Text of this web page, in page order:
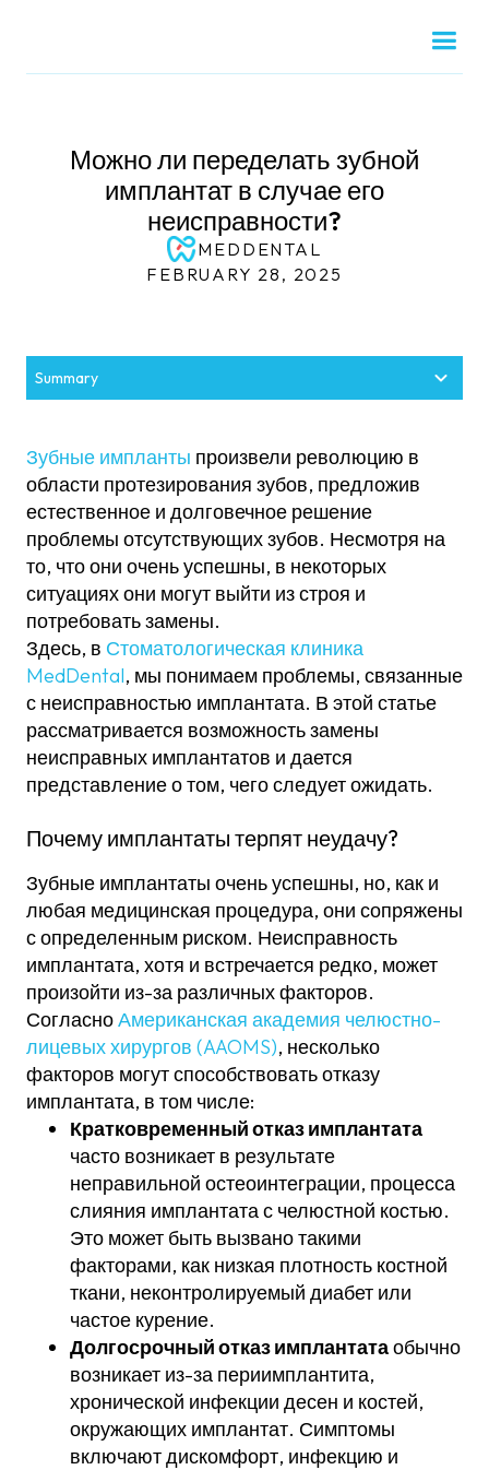
Можно ли переделать зубной
имплантат в случае его
неисправности?
MEDDENTAL
FEBRUARY 28, 2025
Summary
второй шанс
замены:
сегодня
Зубные импланты произвели революцию в
области протезирования зубов, предложив
естественное и долговечное решение
проблемы отсутствующих зубов. Несмотря на
то, что они очень успешны, в некоторых
ситуациях они могут выйти из строя и
потребовать замены.
Здесь, в Стоматологическая клиника
MedDental, мы понимаем проблемы, связанные
с неисправностью имплантата. В этой статье
рассматривается возможность замены
неисправных имплантатов и дается
представление о том, чего следует ожидать.
Почему имплантаты терпят неудачу?
Зубные имплантаты очень успешны, но, как и
любая медицинская процедура, они сопряжены
с определенным риском. Неисправность
имплантата, хотя и встречается редко, может
произойти из-за различных факторов.
СогласноАмериканская академия челюстно-
лицевых хирургов (AAOMS), несколько
факторов могут способствовать отказу
имплантата, в том числе:
Кратковременный отказ имплантата
часто возникает в результате
неправильной остеоинтеграции, процесса
слияния имплантата с челюстной костью.
Это может быть вызвано такими
факторами, как низкая плотность костной
ткани, неконтролируемый диабет или
частое курение.
Долгосрочный отказ имплантатаобычно
возникает из-за периимплантита,
хронической инфекции десен и костей,
окружающих имплантат. Симптомы
включают дискомфорт, инфекцию и